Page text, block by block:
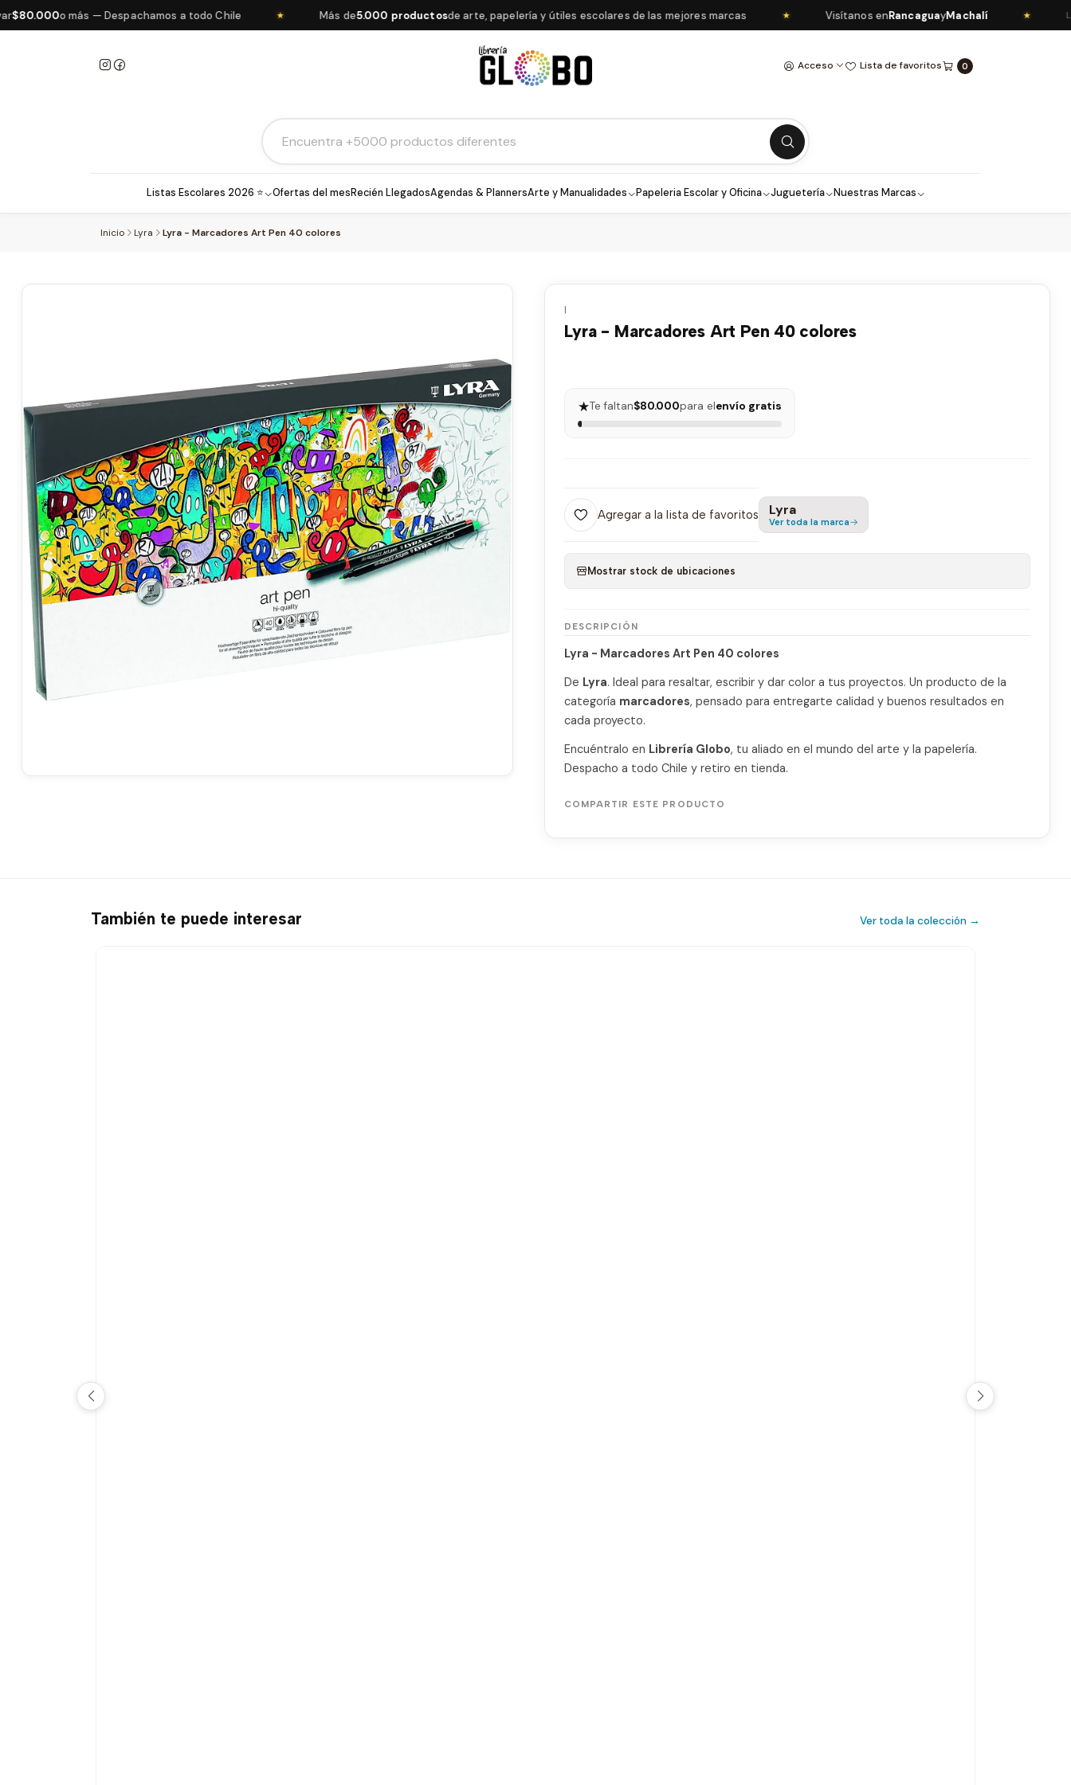
o más — Despachamos a todo Chile Más de5.000 productosde arte, papelería y útiles escolares de las mejores marcas Visítanos enRancaguayMachalí
Acceso Lista de favoritos 0
Listas Escolares 2026 ⭐ Ofertas del mesRecién LlegadosAgendas & PlannersArte y Manualidades Papeleria Escolar y Oficina Juguetería Nuestras Marcas
Inicio Lyra Lyra - Marcadores Art Pen 40 colores
|
Lyra - Marcadores Art Pen 40 colores
★Te faltan$80.000para elenvío gratis
Agregar a la lista de favoritos Lyra
Ver toda la marca
Mostrar stock de ubicaciones
DESCRIPCIÓN
Lyra - Marcadores Art Pen 40 colores
De Lyra. Ideal para resaltar, escribir y dar color a tus proyectos. Un producto de la
categoría marcadores, pensado para entregarte calidad y buenos resultados en
cada proyecto.
Encuéntralo en Librería Globo, tu aliado en el mundo del arte y la papelería.
Despacho a todo Chile y retiro en tienda.
COMPARTIR ESTE PRODUCTO
También te puede interesar Ver toda la colección →